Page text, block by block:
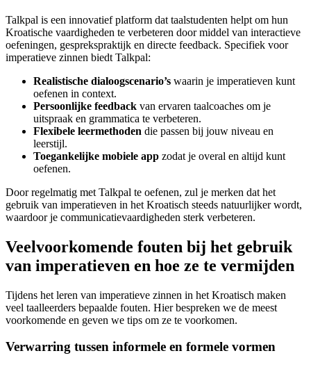
Talkpal is een innovatief platform dat taalstudenten helpt om hun
Kroatische vaardigheden te verbeteren door middel van interactieve
oefeningen, gesprekspraktijk en directe feedback. Specifiek voor
imperatieve zinnen biedt Talkpal:
Realistische dialoogscenario’s waarin je imperatieven kunt
oefenen in context.
Persoonlijke feedback van ervaren taalcoaches om je
uitspraak en grammatica te verbeteren.
Flexibele leermethoden die passen bij jouw niveau en
leerstijl.
Toegankelijke mobiele app zodat je overal en altijd kunt
oefenen.
Door regelmatig met Talkpal te oefenen, zul je merken dat het
gebruik van imperatieven in het Kroatisch steeds natuurlijker wordt,
waardoor je communicatievaardigheden sterk verbeteren.
Veelvoorkomende fouten bij het gebruik
van imperatieven en hoe ze te vermijden
Tijdens het leren van imperatieve zinnen in het Kroatisch maken
veel taalleerders bepaalde fouten. Hier bespreken we de meest
voorkomende en geven we tips om ze te voorkomen.
Verwarring tussen informele en formele vormen